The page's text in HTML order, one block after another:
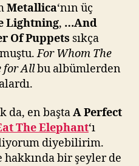
Metallica‘nın üç
Lightning, …And
Of Puppets sıkça
For Whom The
for Allbu albümlerden
da, en baştaA Perfect
The Elephant‘ı
diyebilirim.
hakkında bir şeyler de